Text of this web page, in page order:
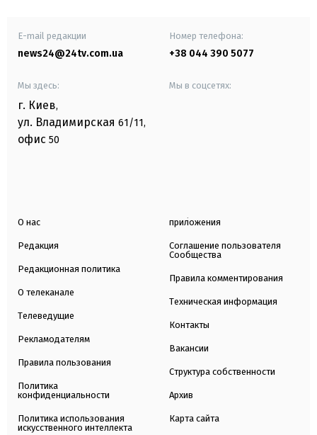
E-mail редакции
news24@24tv.com.ua
Номер телефона:
+38 044 390 5077
Мы здесь:
г. Киев,
ул. Владимирская 61/11,
офис 50
Мы в соцсетях:
О нас
Редакция
Редакционная политика
О телеканале
Телеведущие
Рекламодателям
Правила пользования
Политика
конфиденциальности
Политика использования
искусственного интеллекта
приложения
Соглашение пользователя
Сообщества
Правила комментирования
Техническая информация
Контакты
Вакансии
Структура собственности
Архив
Карта сайта